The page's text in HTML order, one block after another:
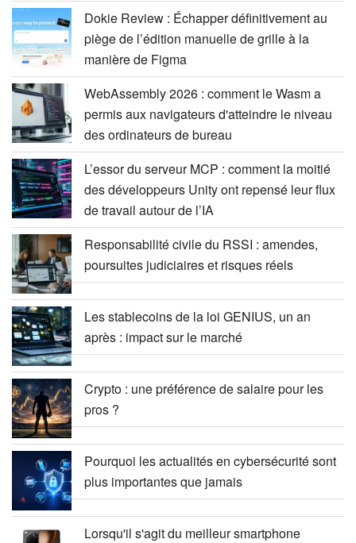
Dokie Review : Échapper définitivement au
piège de l’édition manuelle de grille à la
manière de Figma
WebAssembly 2026 : comment le Wasm a
permis aux navigateurs d'atteindre le niveau
des ordinateurs de bureau
L’essor du serveur MCP : comment la moitié
des développeurs Unity ont repensé leur flux
de travail autour de l’IA
Responsabilité civile du RSSI : amendes,
poursuites judiciaires et risques réels
Les stablecoins de la loi GENIUS, un an
après : impact sur le marché
Crypto : une préférence de salaire pour les
pros ?
Pourquoi les actualités en cybersécurité sont
plus importantes que jamais
Lorsqu'il s'agit du meilleur smartphone